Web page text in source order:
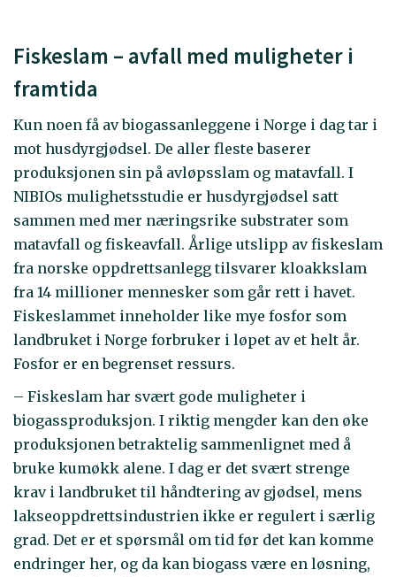
Fiskeslam – avfall med muligheter i
framtida
Kun noen få av biogassanleggene i Norge i dag tar i
mot husdyrgjødsel. De aller fleste baserer
produksjonen sin på avløpsslam og matavfall. I
NIBIOs mulighetsstudie er husdyrgjødsel satt
sammen med mer næringsrike substrater som
matavfall og fiskeavfall. Årlige utslipp av fiskeslam
fra norske oppdrettsanlegg tilsvarer kloakkslam
fra 14 millioner mennesker som går rett i havet.
Fiskeslammet inneholder like mye fosfor som
landbruket i Norge forbruker i løpet av et helt år.
Fosfor er en begrenset ressurs.
– Fiskeslam har svært gode muligheter i
biogassproduksjon. I riktig mengder kan den øke
produksjonen betraktelig sammenlignet med å
bruke kumøkk alene. I dag er det svært strenge
krav i landbruket til håndtering av gjødsel, mens
lakseoppdrettsindustrien ikke er regulert i særlig
grad. Det er et spørsmål om tid før det kan komme
endringer her, og da kan biogass være en løsning,